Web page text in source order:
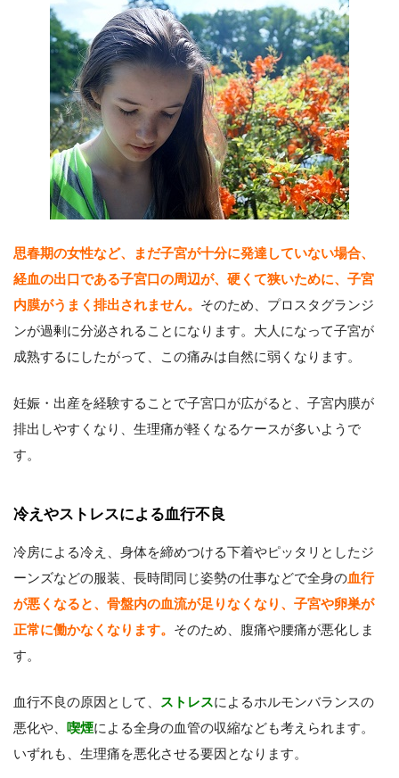
思春期の女性など、まだ子宮が十分に発達していない場合、
経血の出口である子宮口の周辺が、硬くて狭いために、子宮
内膜がうまく排出されません。 そのため、プロスタグランジ
ンが過剰に分泌されることになります。大人になって子宮が
成熟するにしたがって、この痛みは自然に弱くなります。
妊娠・出産を経験することで子宮口が広がると、子宮内膜が
排出しやすくなり、生理痛が軽くなるケースが多いようで
す。
冷えやストレスによる血行不良
冷房による冷え、身体を締めつける下着やピッタリとしたジ
ーンズなどの服装、長時間同じ姿勢の仕事などで全身の血行
が悪くなると、骨盤内の血流が足りなくなり、子宮や卵巣が
正常に働かなくなります。 そのため、腹痛や腰痛が悪化しま
す。
血行不良の原因として、 ストレスによるホルモンバランスの
悪化や、 喫煙による全身の血管の収縮なども考えられます。
いずれも、生理痛を悪化させる要因となります。